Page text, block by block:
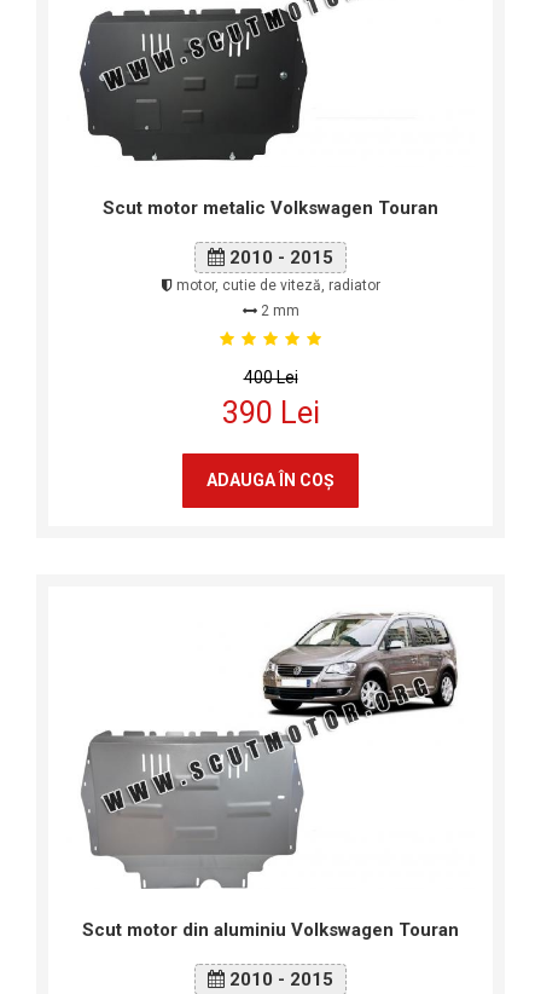
Scut motor metalic Volkswagen Touran
2010 - 2015
motor, cutie de viteză, radiator
2 mm
400 Lei
390 Lei
ADAUGA ÎN COŞ
Scut motor din aluminiu Volkswagen Touran
2010 - 2015